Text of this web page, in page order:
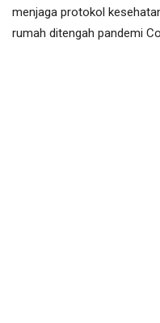
menjaga protokol
rumah ditengah pandemi